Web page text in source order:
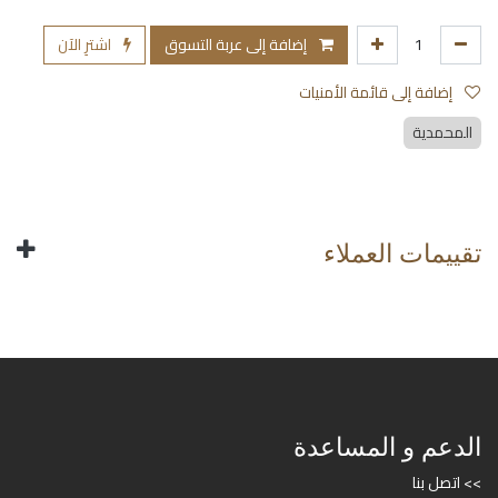
إضافة إلى عربة التسوق
اشترِ الآن
المحمدية
تقييمات العملاء
الدعم و المساعدة
>> اتصل بنا